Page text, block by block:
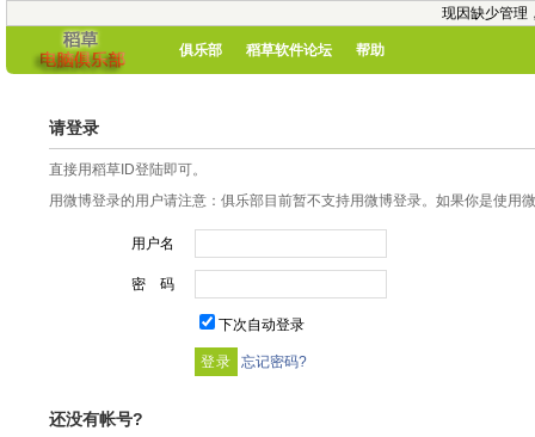
现因缺少管理
俱乐部 稻草软件论坛 帮助
请登录
直接用稻草ID登陆即可。
用微博登录的用户请注意：俱乐部目前暂不支持用微博登录。如果你是使用
用户名
密 码
下次自动登录
忘记密码?
还没有帐号?